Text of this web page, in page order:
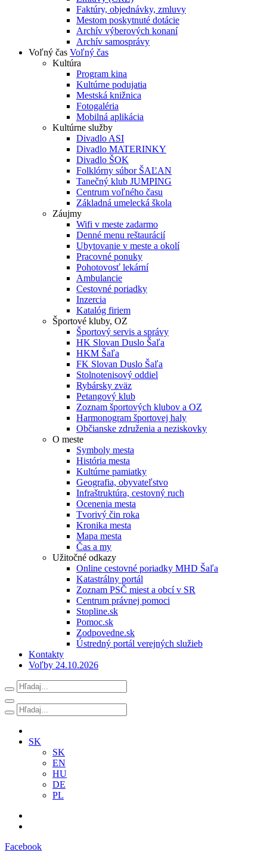
Faktúry, objednávky, zmluvy
Mestom poskytnuté dotácie
Archív výberových konaní
Archív samosprávy
Voľný čas Voľný čas
Kultúra
Program kina
Kultúrne podujatia
Mestská knižnica
Fotogaléria
Mobilná aplikácia
Kultúrne služby
Divadlo ASI
Divadlo MATERINKY
Divadlo ŠOK
Folklórny súbor ŠAĽAN
Tanečný klub JUMPING
Centrum voľného času
Základná umelecká škola
Záujmy
Wifi v meste zadarmo
Denné menu reštaurácií
Ubytovanie v meste a okolí
Pracovné ponuky
Pohotovosť lekární
Ambulancie
Cestovné poriadky
Inzercia
Katalóg firiem
Športové kluby, OZ
Športový servis a správy
HK Slovan Duslo Šaľa
HKM Šaľa
FK Slovan Duslo Šaľa
Stolnotenisový oddiel
Rybársky zväz
Petangový klub
Zoznam športových klubov a OZ
Harmonogram športovej haly
Občianske združenia a neziskovky
O meste
Symboly mesta
História mesta
Kultúrne pamiatky
Geografia, obyvateľstvo
Infraštruktúra, cestovný ruch
Ocenenia mesta
Tvorivý čin roka
Kronika mesta
Mapa mesta
Čas a my
Užitočné odkazy
Online cestovné poriadky MHD Šaľa
Katastrálny portál
Zoznam PSČ miest a obcí v SR
Centrum právnej pomoci
Stopline.sk
Pomoc.sk
Zodpovedne.sk
Ústredný portál verejných služieb
Kontakty
Voľby 24.10.2026
SK
SK
EN
HU
DE
PL
Facebook